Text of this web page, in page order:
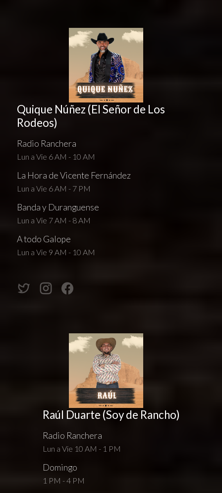
Quique Núñez (El Señor de Los
Rodeos)
Radio Ranchera
Lun a Vie 6 AM - 10 AM
La Hora de Vicente Fernández
Lun a Vie 6 AM - 7 PM
Banda y Duranguense
Lun a Vie 7 AM - 8 AM
A todo Galope
Lun a Vie 9 AM - 10 AM
Raúl Duarte (Soy de Rancho)
Radio Ranchera
Lun a Vie 10 AM - 1 PM
Domingo
1 PM - 4 PM